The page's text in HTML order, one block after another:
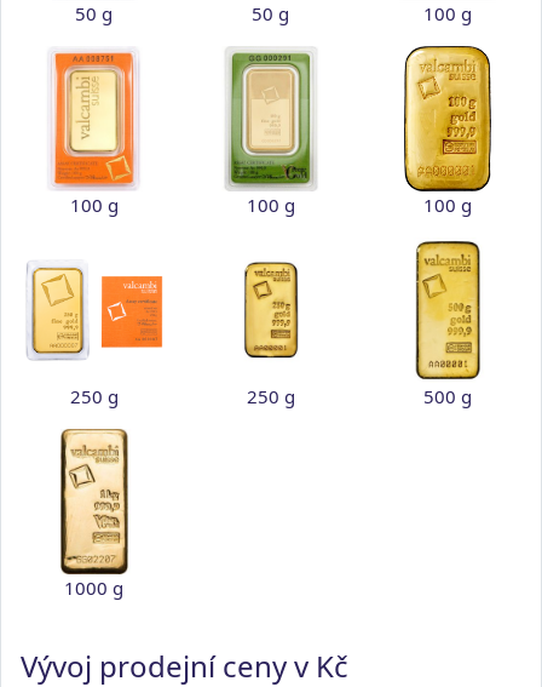
50 g 50 g 100 g
100 g 100 g 100 g
250 g 250 g 500 g
1000 g
Vývoj prodejní ceny v Kč